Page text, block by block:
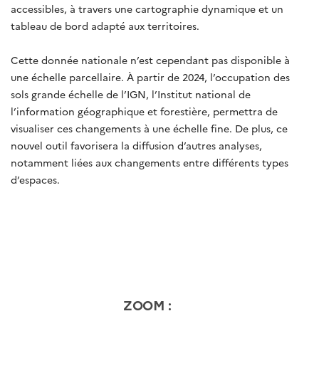
accessibles, à travers une cartographie dynamique et un
tableau de bord adapté aux territoires.
Cette donnée nationale n’est cependant pas disponible à
une échelle parcellaire. À partir de 2024, l’occupation des
sols grande échelle de l’IGN, l’Institut national de
l’information géographique et forestière, permettra de
visualiser ces changements à une échelle fine. De plus, ce
nouvel outil favorisera la diffusion d’autres analyses,
notamment liées aux changements entre différents types
d’espaces.
ZOOM :